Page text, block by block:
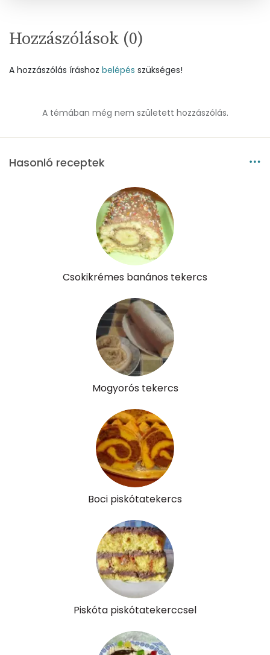
Hozzászólások (0)
A hozzászólás íráshoz belépés szükséges!
A témában még nem született hozzászólás.
Hasonló receptek
Csokikrémes banános tekercs
Mogyorós tekercs
Boci piskótatekercs
Piskóta piskótatekerccsel